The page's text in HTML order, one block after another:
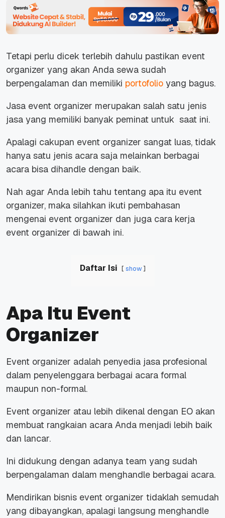
Tetapi perlu dicek terlebih dahulu pastikan event
organizer yang akan Anda sewa sudah
berpengalaman dan memiliki portofolio yang bagus.
Jasa event organizer merupakan salah satu jenis
jasa yang memiliki banyak peminat untuk saat ini.
Apalagi cakupan event organizer sangat luas, tidak
hanya satu jenis acara saja melainkan berbagai
acara bisa dihandle dengan baik.
Nah agar Anda lebih tahu tentang apa itu event
organizer, maka silahkan ikuti pembahasan
mengenai event organizer dan juga cara kerja
event organizer di bawah ini.
Daftar Isi show
Apa Itu Event
Organizer
Event organizer adalah penyedia jasa profesional
dalam penyelenggara berbagai acara formal
maupun non-formal.
Event organizer atau lebih dikenal dengan EO akan
membuat rangkaian acara Anda menjadi lebih baik
dan lancar.
Ini didukung dengan adanya team yang sudah
berpengalaman dalam menghandle berbagai acara.
Mendirikan bisnis event organizer tidaklah semudah
yang dibayangkan, apalagi langsung menghandle